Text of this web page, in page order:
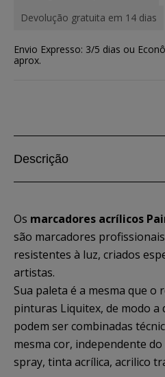
Devolução gratuita em 14 dias
Envio Expresso: 3/5 dias ou
aprox.
Descrição
Os marcadores acrílicos
são marcadores
resistentes à luz, criados
artistas.
Sua paleta é a mesma que o
pinturas Liquitex, de modo
podem ser combinadas
mesma cor, independente
spray, tinta acrílica, acrilico